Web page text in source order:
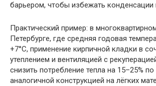
барьером, чтобы избежать конденсации
Практический пример: в
Петербурге, где средняя годовая
+7°C, применение кирпичной кладки в
утеплением и вентиляцией с
снизить потребление тепла на 15–25%
аналогичной конструкцией на лёгких